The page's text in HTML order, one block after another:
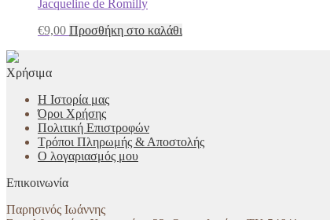
Jacqueline de Romilly
€9,00 Προσθήκη στο καλάθι
Χρήσιμα
Η Ιστορία μας
Όροι Χρήσης
Πολιτική Επιστροφών
Τρόποι Πληρωμής & Αποστολής
Ο λογαριασμός μου
Επικοινωνία
Παρησινός Ιωάννης